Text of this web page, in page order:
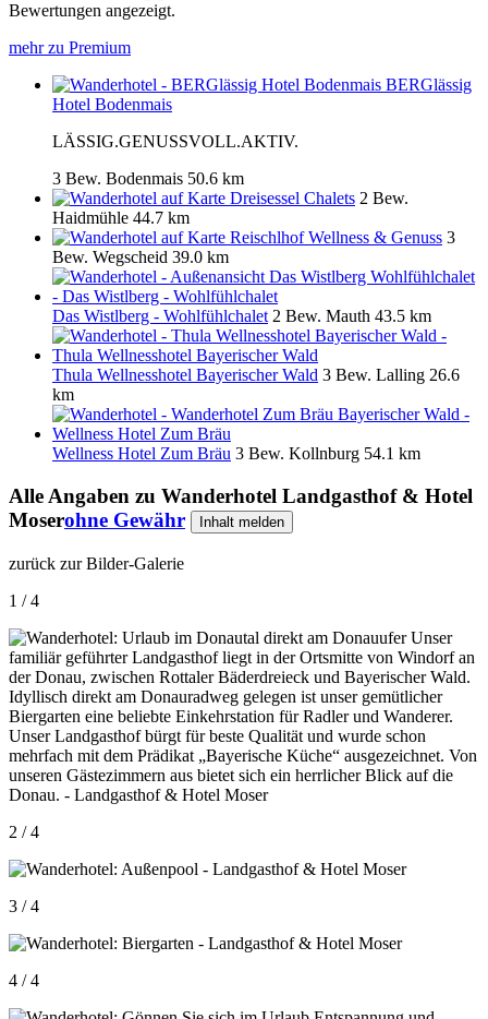
Bewertungen angezeigt.
mehr zu Premium
BERGlässig
Hotel Bodenmais
LÄSSIG.GENUSSVOLL.AKTIV.
3 Bew. Bodenmais 50.6 km
Dreisessel Chalets 2 Bew.
Haidmühle 44.7 km
Reischlhof Wellness & Genuss 3
Bew. Wegscheid 39.0 km
Das Wistlberg - Wohlfühlchalet 2 Bew. Mauth 43.5 km
Thula Wellnesshotel Bayerischer Wald 3 Bew. Lalling 26.6
km
Wellness Hotel Zum Bräu 3 Bew. Kollnburg 54.1 km
Alle Angaben zu Wanderhotel Landgasthof & Hotel
Moserohne Gewähr Inhalt melden
zurück zur Bilder-Galerie
1 / 4
2 / 4
3 / 4
4 / 4